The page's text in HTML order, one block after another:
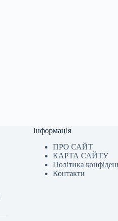
Інформація
ПРО САЙТ
КАРТА САЙТУ
Політика
Контакти